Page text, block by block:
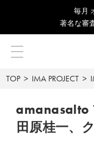
毎⽉
著名な審
TOP IMA PROJECT
amanasalto
田原桂一、